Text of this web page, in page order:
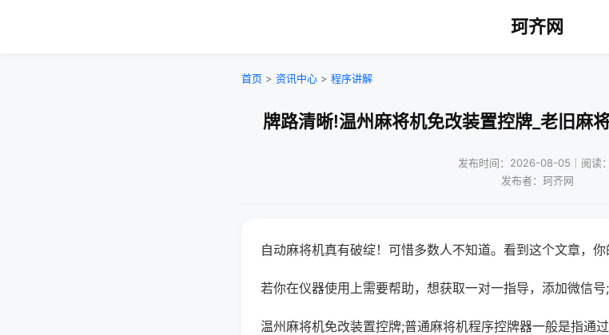
珂齐网
首页 > 资讯中心 > 程序讲解
牌路清晰!温州麻将机免改装置控牌_老旧麻
发布时间：2026-08-05｜阅读
发布者：珂齐网
自动麻将机真有破绽！可惜多数人不知道。看到这个文章，你
若你在仪器使用上需要帮助，想获取一对一指导，添加微信
温州麻将机免改装置控牌;普通麻将机程序控牌器一般是指通